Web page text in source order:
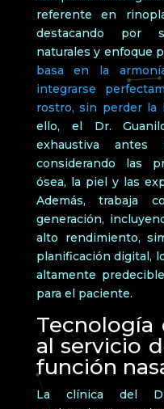
referente en
destacando por
naturales y enfoque
basa en la
integrarse
rostro, sin perder la
ello, el Dr.
exhaustiva antes
considerando las
ósea, la piel y las
Además, trabaja
generación,
alto rendimiento,
planificación digital,
altamente
para el paciente.
al servicio
función
La clínica del